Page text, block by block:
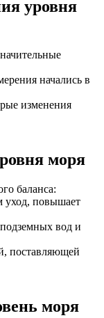
уровня
начались в
изменения
моря​
баланса:
уход, повышает
вод и
поставляющей
моря​